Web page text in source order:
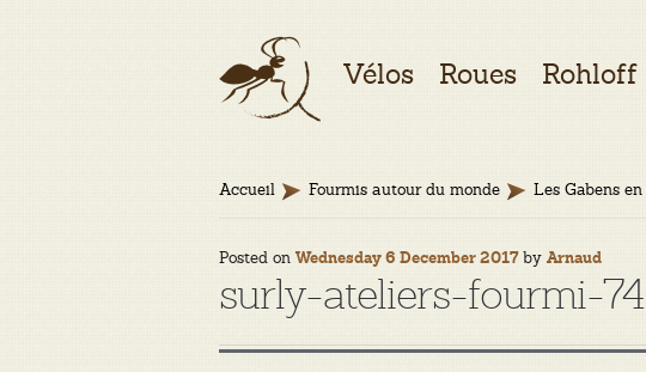
Aller
Aller
au
Vélos Roues Rohloff
Accueil Fourmis autour du monde Les Gabens
Posted onWednesday 6 December 2017byArnaud
surly-ateliers-fourmi-